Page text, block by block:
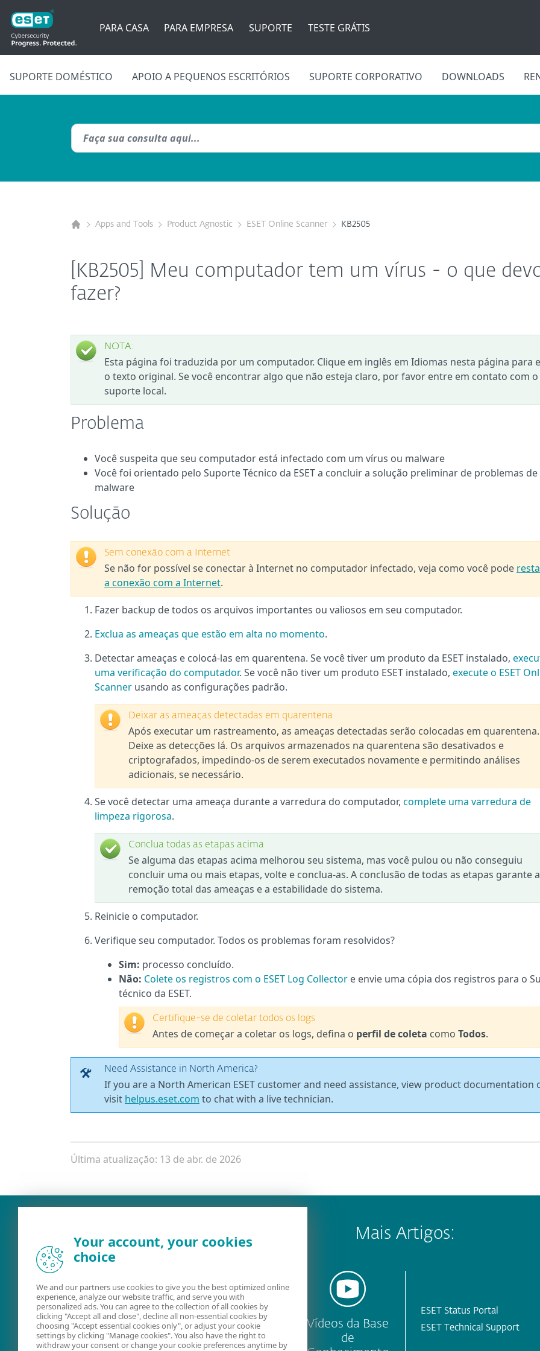
PARA CASA PARA EMPRESA SUPORTE TESTE GRÁTIS
SUPORTE DOMÉSTICO APOIO A PEQUENOS ESCRITÓRIOS SUPORTE CORPORATIVO DOWNLOADS
Apps and Tools Product Agnostic ESET Online Scanner KB2505
[KB2505] Meu computador tem um vírus - o que
fazer?
NOTA:
Esta página foi traduzida por um computador. Clique em inglês em Idiomas nesta página para
o texto original. Se você encontrar algo que não esteja claro, por favor entre em contato com o
suporte local.
Problema
Você suspeita que seu computador está infectado com um vírus ou malware
Você foi orientado pelo Suporte Técnico da ESET a concluir a solução preliminar de problemas de
malware
Solução
Sem conexão com a Internet
Se não for possível se conectar à Internet no computador infectado, veja como você pode
a conexão com a Internet.
Fazer backup de todos os arquivos importantes ou valiosos em seu computador.
Exclua as ameaças que estão em alta no momento.
Detectar ameaças e colocá-las em quarentena. Se você tiver um produto da ESET instalado,
uma verificação do computador. Se você não tiver um produto ESET instalado, execute o ESET
Scanner usando as configurações padrão.
Deixar as ameaças detectadas em quarentena
Após executar um rastreamento, as ameaças detectadas serão colocadas em quarentena.
Deixe as detecções lá. Os arquivos armazenados na quarentena são desativados e
criptografados, impedindo-os de serem executados novamente e permitindo análises
adicionais, se necessário.
Se você detectar uma ameaça durante a varredura do computador, complete uma varredura de
limpeza rigorosa.
Conclua todas as etapas acima
Se alguma das etapas acima melhorou seu sistema, mas você pulou ou não conseguiu
concluir uma ou mais etapas, volte e conclua-as. A conclusão de todas as etapas garante a
remoção total das ameaças e a estabilidade do sistema.
Reinicie o computador.
Verifique seu computador. Todos os problemas foram resolvidos?
Sim: processo concluído.
Não: Colete os registros com o ESET Log Collector e envie uma cópia dos registros para o
técnico da ESET.
Certifique-se de coletar todos os logs
Antes de começar a coletar os logs, defina o perfil de coleta como Todos.
Need Assistance in North America?
If you are a North American ESET customer and need assistance, view product documentation
visit helpus.eset.com to chat with a live technician.
Última atualizaçăo: 13 de abr. de 2026
Mais Artigos:
Ajuda on-line
ESET Security
Forum
Vídeos da Base
de
ESET Status Portal
ESET Technical Support
Your account, your cookies
choice
We and our partners use cookies to give you the best optimized online
experience, analyze our website traffic, and serve you with
personalized ads. You can agree to the collection of all cookies by
clicking "Accept all and close", decline all non-essential cookies by
choosing "Accept essential cookies only", or adjust your cookie
settings by clicking "Manage cookies". You also have the right to
withdraw your consent or change your cookie preferences anytime by